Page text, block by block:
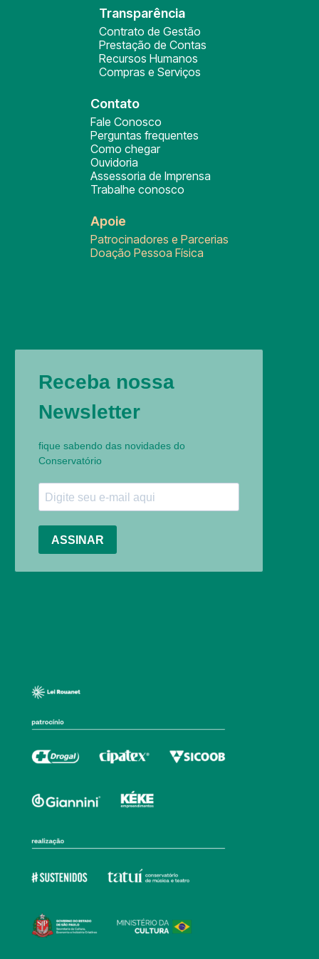
Transparência
Contrato de Gestão
Prestação de Contas
Recursos Humanos
Compras e Serviços
Contato
Fale Conosco
Perguntas frequentes
Como chegar
Ouvidoria
Assessoria de Imprensa
Trabalhe conosco
Apoie
Patrocinadores e Parcerias
Doação Pessoa Física